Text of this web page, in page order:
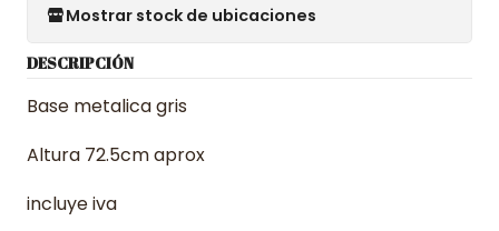
Mostrar stock de ubicaciones
DESCRIPCIÓN
Base metalica gris
Altura 72.5cm aprox
incluye iva